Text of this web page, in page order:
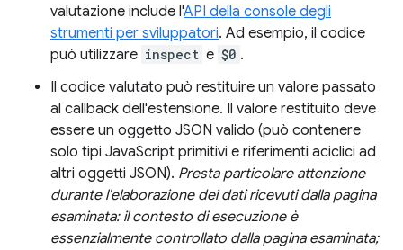
valutazione include l'API della console degli
strumenti per sviluppatori. Ad esempio, il codice
può utilizzare inspect e $0 .
Il codice valutato può restituire un valore passato
al callback dell'estensione. Il valore restituito deve
essere un oggetto JSON valido (può contenere
solo tipi JavaScript primitivi e riferimenti aciclici ad
altri oggetti JSON). Presta particolare attenzione
durante l'elaborazione dei dati ricevuti dalla pagina
esaminata: il contesto di esecuzione è
essenzialmente controllato dalla pagina esaminata;